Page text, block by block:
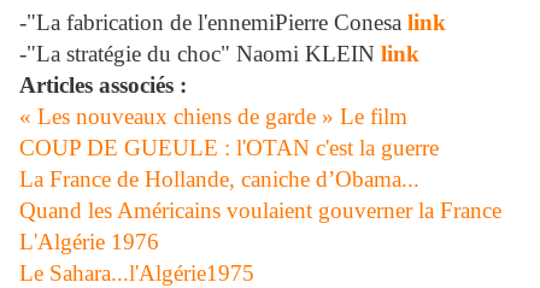
-"La fabrication de l'ennemiPierre Conesa link
-"La stratégie du choc" Naomi KLEIN link
Articles associés :
« Les nouveaux chiens de garde » Le film
COUP DE GUEULE : l'OTAN c'est la guerre
La France de Hollande, caniche d’Obama...
Quand les Américains voulaient gouverner la France
L'Algérie 1976
Le Sahara...l'Algérie1975